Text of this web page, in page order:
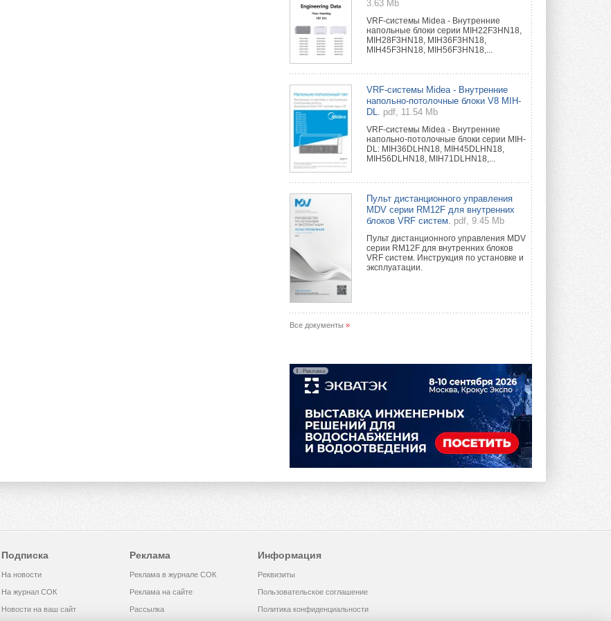
3.63 Mb
VRF-системы Midea - Внутренние
напольные блоки серии MIH22F3HN18,
MIH28F3HN18, MIH36F3HN18,
MIH45F3HN18, MIH56F3HN18,...
VRF-системы Midea - Внутренние
напольно-потолочные блоки V8 MIH-
DL.
pdf, 11.54 Mb
VRF-системы Midea - Внутренние
напольно-потолочные блоки серии MIH-
DL: MIH36DLHN18, MIH45DLHN18,
MIH56DLHN18, MIH71DLHN18,...
Пульт дистанционного управления
MDV серии RM12F для внутренних
блоков VRF систем.
pdf, 9.45 Mb
Пульт дистанционного управления MDV
серии RM12F для внутренних блоков
VRF систем. Инструкция по установке и
эксплуатации.
Все документы »
Реклама
Подписка
На новости
На журнал СОК
Новости на ваш сайт
Реклама
Реклама в журнале СОК
Реклама на сайте
Рассылка
Информация
Реквизиты
Пользовательское соглашение
Политика конфиденциальности